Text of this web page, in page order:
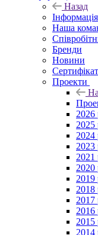
Назад
Інформація
Наша
Бренди
Новини
Проекти
2026
2025
2024
2023
2021
2020
2019
2018
2017
2016
2015
2014